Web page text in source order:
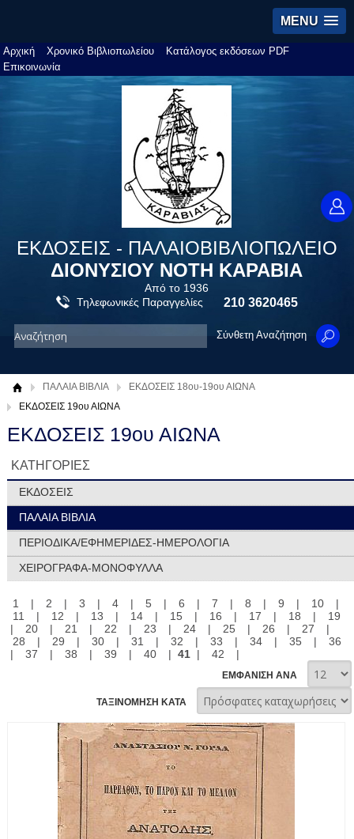
MENU
Αρχική Χρονικό Βιβλιοπωλείου
Κατάλογος εκδόσεων PDF
Επικοινωνία
ΕΚΔΟΣΕΙΣ - ΠΑΛΑΙΟΒΙΒΛΙΟΠΩΛΕΙΟ
ΔΙΟΝΥΣΙΟΥ ΝΟΤΗ ΚΑΡΑΒΙΑ
Από το 1936
Τηλεφωνικές Παραγγελίες
210 3620465
Σύνθετη Αναζήτηση
ΠΑΛΑΙΑ ΒΙΒΛΙΑ
ΕΚΔΟΣΕΙΣ 18ου-19ου ΑΙΩΝΑ
ΕΚΔΟΣΕΙΣ 19ου ΑΙΩΝΑ
ΕΚΔΟΣΕΙΣ 19ου ΑΙΩΝΑ
ΚΑΤΗΓΟΡΙΕΣ
ΕΚΔΟΣΕΙΣ
ΠΑΛΑΙΑ ΒΙΒΛΙΑ
ΠΕΡΙΟΔΙΚΑ/ΕΦΗΜΕΡΙΔΕΣ-ΗΜΕΡΟΛΟΓΙΑ
ΧΕΙΡΟΓΡΑΦΑ-ΜΟΝΟΦΥΛΛΑ
1 | 2 | 3 | 4 | 5 | 6 | 7 | 8 | 9 | 10
|
11
| 12 | 13 | 14 | 15 | 16 | 17 | 18 |
19
|
20 | 21 | 22 | 23 | 24 | 25 | 26 | 27
|
28
| 29 | 30 | 31 | 32 | 33 | 34 | 35 |
36
|
37 | 38 | 39 | 40 | 41| 42 |
ΕΜΦΑΝΙΣΗ ΑΝΑ
ΤΑΞΙΝΟΜΗΣΗ ΚΑΤΑ